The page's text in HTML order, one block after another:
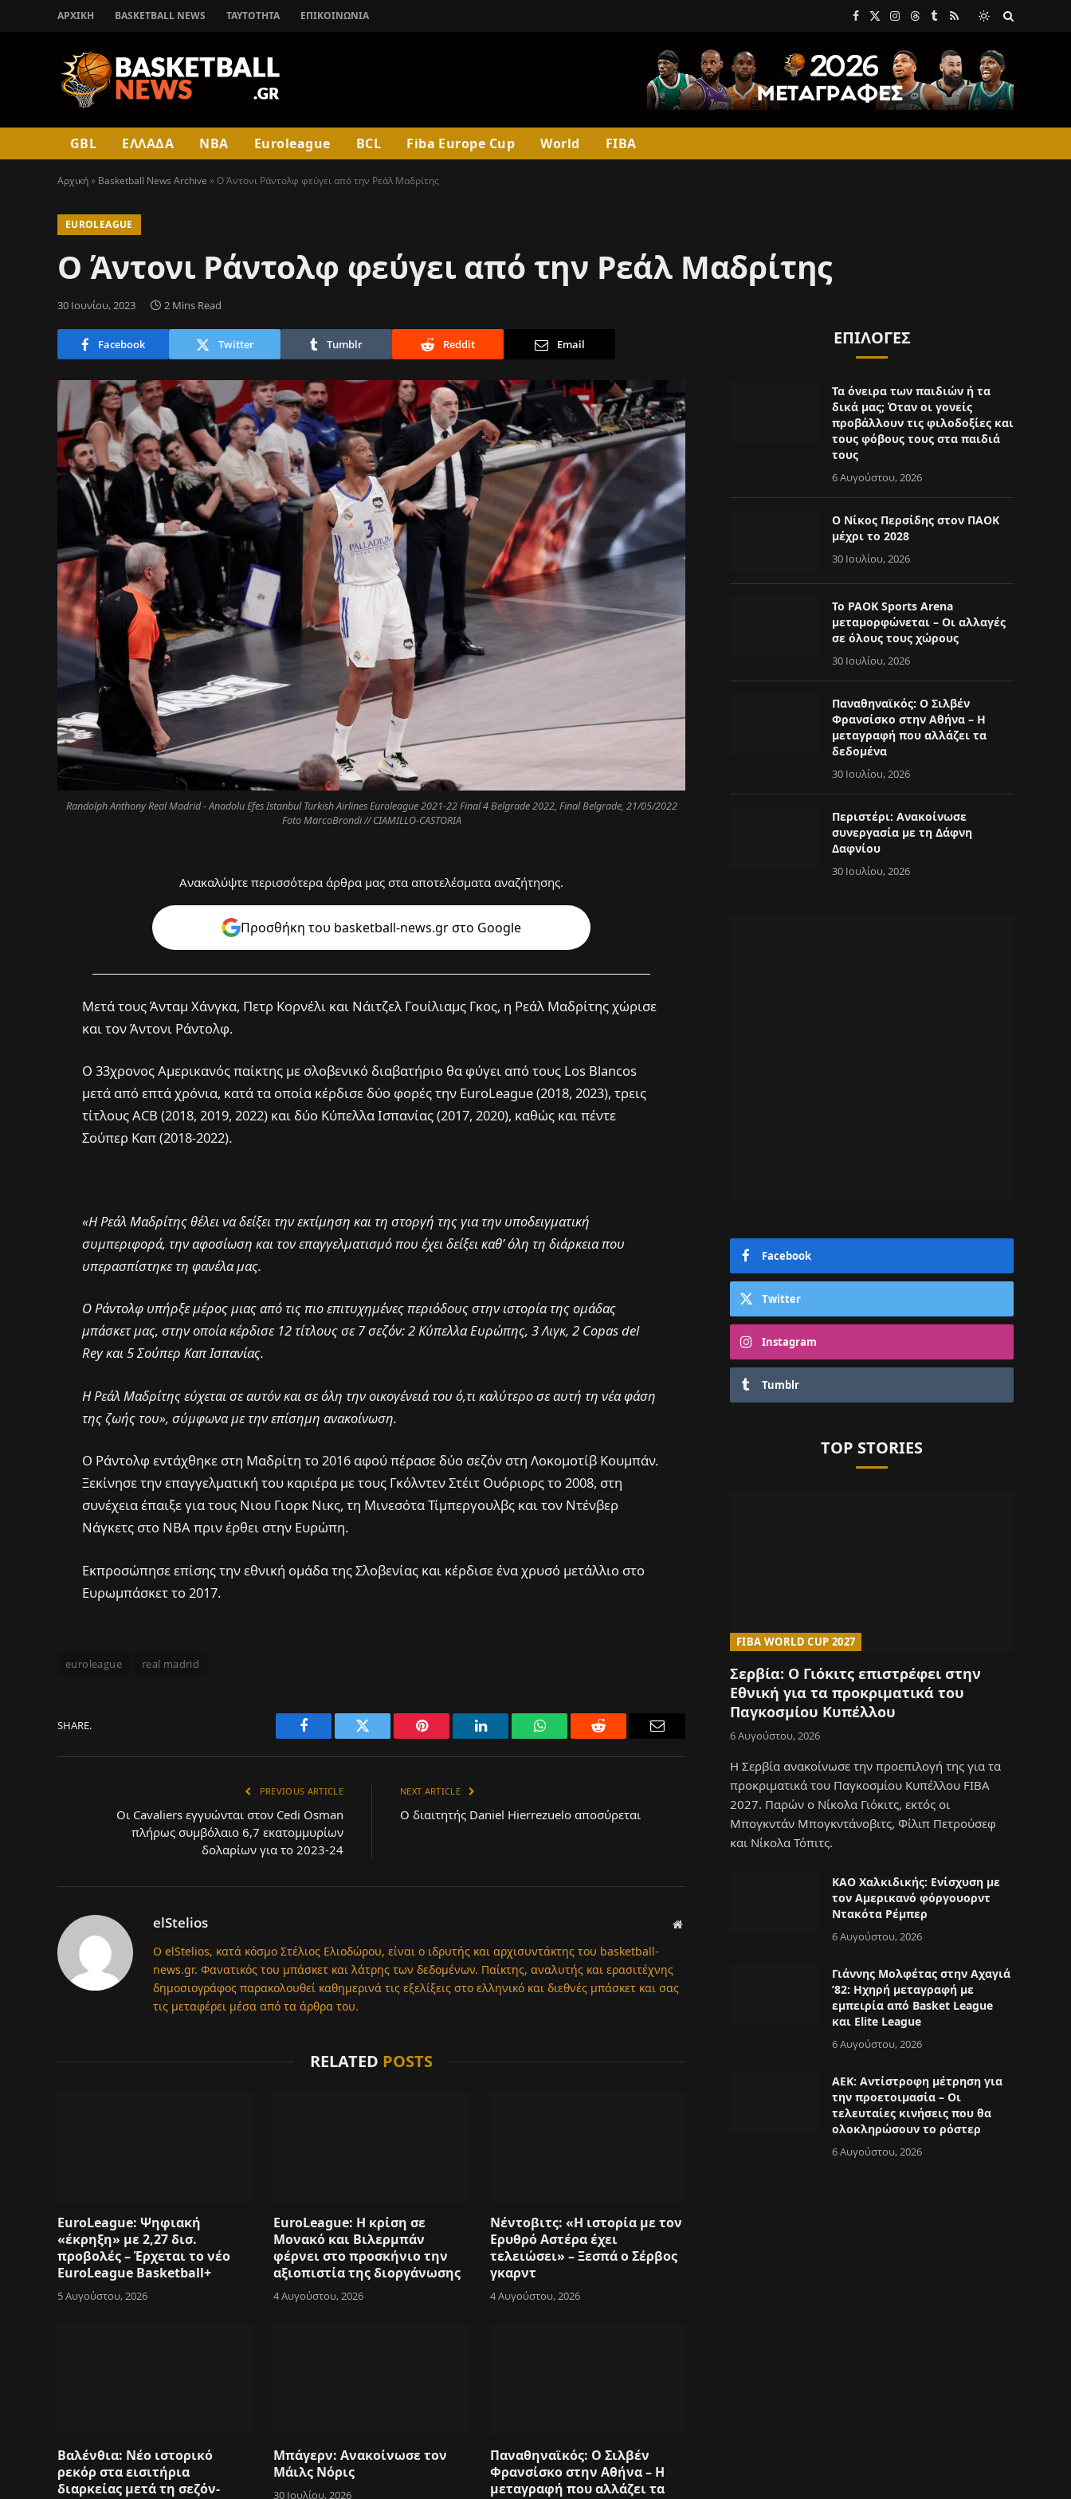
ΑΡΧΙΚΉ BASKETBALL NEWS ΤΑΥΤΟΤΗΤΑ ΕΠΙΚΟΙΝΩΝΊΑ Facebook
X
Instagram
Threads
Tumblr
RSS
GBL ΕΛΛΑΔΑ NBA Euroleague BCL Fiba Europe Cup World FIBA
Αρχική» Basketball News Archive »Ο Άντονι Ράντολφ φεύγει από την Ρεάλ Μαδρίτης
EUROLEAGUE
Ο Άντονι Ράντολφ φεύγει από την Ρεάλ Μαδρίτης
30 Ιουνίου, 2023 2 Mins Read
Facebook Twitter Tumblr Reddit Email
Randolph Anthony Real Madrid - Anadolu Efes Istanbul Turkish Airlines Euroleague 2021-22 Final 4 Belgrade 2022, Final Belgrade, 21/05/2022
Foto MarcoBrondi // CIAMILLO-CASTORIA
Ανακαλύψτε περισσότερα άρθρα μας στα αποτελέσματα αναζήτησης.
Προσθήκη του basketball-news.gr στo Google
Μετά τους Άνταμ Χάνγκα, Πετρ Κορνέλι και Νάιτζελ Γουίλιαμς Γκος, η Ρεάλ Μαδρίτης χώρισε
και τον Άντονι Ράντολφ.
Ο 33χρονος Αμερικανός παίκτης με σλοβενικό διαβατήριο θα φύγει από τους Los Blancos
μετά από επτά χρόνια, κατά τα οποία κέρδισε δύο φορές την EuroLeague (2018, 2023), τρεις
τίτλους ACB (2018, 2019, 2022) και δύο Κύπελλα Ισπανίας (2017, 2020), καθώς και πέντε
Σούπερ Καπ (2018-2022).
«Η Ρεάλ Μαδρίτης θέλει να δείξει την εκτίμηση και τη στοργή της για την υποδειγματική
συμπεριφορά, την αφοσίωση και τον επαγγελματισμό που έχει δείξει καθ’ όλη τη διάρκεια που
υπερασπίστηκε τη φανέλα μας.
Ο Ράντολφ υπήρξε μέρος μιας από τις πιο επιτυχημένες περιόδους στην ιστορία της ομάδας
μπάσκετ μας, στην οποία κέρδισε 12 τίτλους σε 7 σεζόν: 2 Κύπελλα Ευρώπης, 3 Λιγκ, 2 Copas del
Rey και 5 Σούπερ Καπ Ισπανίας.
Η Ρεάλ Μαδρίτης εύχεται σε αυτόν και σε όλη την οικογένειά του ό,τι καλύτερο σε αυτή τη νέα φάση
της ζωής του», σύμφωνα με την επίσημη ανακοίνωση.
Ο Ράντολφ εντάχθηκε στη Μαδρίτη το 2016 αφού πέρασε δύο σεζόν στη Λοκομοτίβ Κουμπάν.
Ξεκίνησε την επαγγελματική του καριέρα με τους Γκόλντεν Στέιτ Ουόριορς το 2008, στη
συνέχεια έπαιξε για τους Νιου Γιορκ Νικς, τη Μινεσότα Τίμπεργουλβς και τον Ντένβερ
Νάγκετς στο ΝΒΑ πριν έρθει στην Ευρώπη.
Εκπροσώπησε επίσης την εθνική ομάδα της Σλοβενίας και κέρδισε ένα χρυσό μετάλλιο στο
Ευρωμπάσκετ το 2017.
euroleague real madrid
SHARE.
Facebook Twitter Pinterest LinkedIn WhatsAppReddit Email
PREVIOUS ARTICLE
Οι Cavaliers εγγυώνται στον Cedi Osman
πλήρως συμβόλαιο 6,7 εκατομμυρίων
δολαρίων για το 2023-24
NEXT ARTICLE
Ο διαιτητής Daniel Hierrezuelo αποσύρεται
elStelios Website
Ο elStelios, κατά κόσμο Στέλιος Ελιοδώρου, είναι ο ιδρυτής και αρχισυντάκτης του basketball-
news.gr. Φανατικός του μπάσκετ και λάτρης των δεδομένων. Παίκτης, αναλυτής και ερασιτέχνης
δημοσιογράφος παρακολουθεί καθημερινά τις εξελίξεις στο ελληνικό και διεθνές μπάσκετ και σας
τις μεταφέρει μέσα από τα άρθρα του.
RELATED POSTS
EuroLeague: Ψηφιακή
«έκρηξη» με 2,27 δισ.
προβολές – Έρχεται το νέο
EuroLeague Basketball+
5 Αυγούστου, 2026
EuroLeague: Η κρίση σε
Μονακό και Βιλερμπάν
φέρνει στο προσκήνιο την
αξιοπιστία της διοργάνωσης
4 Αυγούστου, 2026
Νέντοβιτς: «Η ιστορία με τον
Ερυθρό Αστέρα έχει
τελειώσει» – Ξεσπά ο Σέρβος
γκαρντ
4 Αυγούστου, 2026
Βαλένθια: Νέο ιστορικό
ρεκόρ στα εισιτήρια
διαρκείας μετά τη σεζόν-
Μπάγερν: Ανακοίνωσε τον
Μάιλς Νόρις
30 Ιουλίου, 2026
Παναθηναϊκός: Ο Σιλβέν
Φρανσίσκο στην Αθήνα – Η
μεταγραφή που αλλάζει τα
ΕΠΙΛΟΓΈΣ
Τα όνειρα των παιδιών ή τα
δικά μας; Όταν οι γονείς
προβάλλουν τις φιλοδοξίες και
τους φόβους τους στα παιδιά
τους
6 Αυγούστου, 2026
Ο Νίκος Περσίδης στον ΠΑΟΚ
μέχρι το 2028
30 Ιουλίου, 2026
Το PAOK Sports Arena
μεταμορφώνεται – Οι αλλαγές
σε όλους τους χώρους
30 Ιουλίου, 2026
Παναθηναϊκός: Ο Σιλβέν
Φρανσίσκο στην Αθήνα – Η
μεταγραφή που αλλάζει τα
δεδομένα
30 Ιουλίου, 2026
Περιστέρι: Ανακοίνωσε
συνεργασία με τη Δάφνη
Δαφνίου
30 Ιουλίου, 2026
Facebook
Twitter
Instagram
Tumblr
TOP STORIES
FIBA WORLD CUP 2027
Σερβία: Ο Γιόκιτς επιστρέφει στην
Εθνική για τα προκριματικά του
Παγκοσμίου Κυπέλλου
6 Αυγούστου, 2026
Η Σερβία ανακοίνωσε την προεπιλογή της για τα
προκριματικά του Παγκοσμίου Κυπέλλου FIBA
2027. Παρών ο Νίκολα Γιόκιτς, εκτός οι
Μπογκντάν Μπογκντάνοβιτς, Φίλιπ Πετρούσεφ
και Νίκολα Τόπιτς.
ΚΑΟ Χαλκιδικής: Ενίσχυση με
τον Αμερικανό φόργουορντ
Ντακότα Ρέμπερ
6 Αυγούστου, 2026
Γιάννης Μολφέτας στην Αχαγιά
’82: Ηχηρή μεταγραφή με
εμπειρία από Basket League
και Elite League
6 Αυγούστου, 2026
ΑΕΚ: Αντίστροφη μέτρηση για
την προετοιμασία – Οι
τελευταίες κινήσεις που θα
ολοκληρώσουν το ρόστερ
6 Αυγούστου, 2026